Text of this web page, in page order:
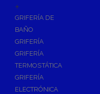
Estructuras
Fontanería
Aislamientos para
Accesorios para
Válvulas para Gas
Accesorios y
+
GRIFERÍA DE
BAÑO
GRIFERÍA
GRIFERÍA
TERMOSTÁTICA
GRIFERÍA
ELECTRÓNICA